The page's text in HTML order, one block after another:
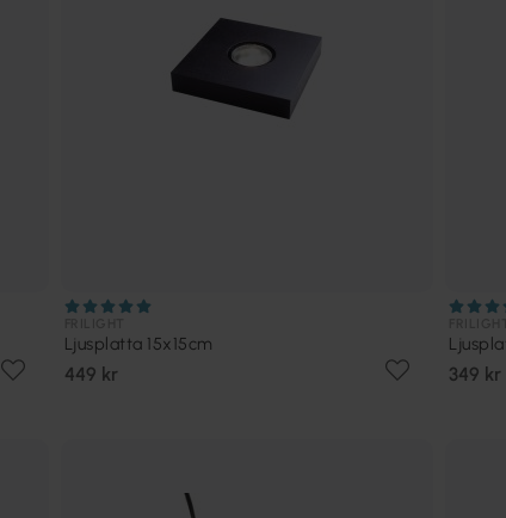
Ljusplatta 15x15cm
449 kr 349 kr